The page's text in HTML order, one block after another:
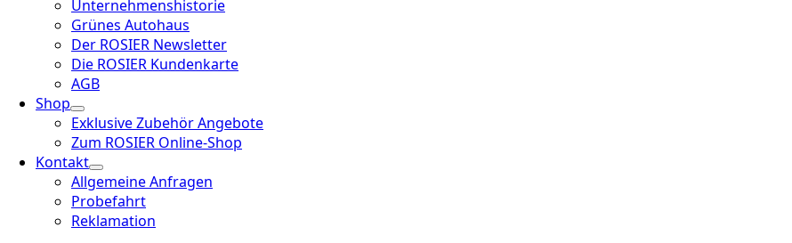
Unternehmenshistorie
Grünes Autohaus
Der ROSIER Newsletter
Die ROSIER Kundenkarte
AGB
Shop
Exklusive Zubehör Angebote
Zum ROSIER Online-Shop
Kontakt
Allgemeine Anfragen
Probefahrt
Reklamation